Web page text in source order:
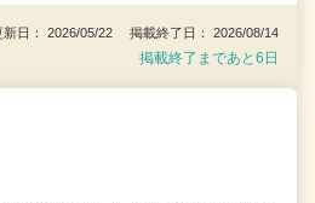
新日： 2026/05/22 掲載終了日： 2026/08/14
掲載終了まであと6日